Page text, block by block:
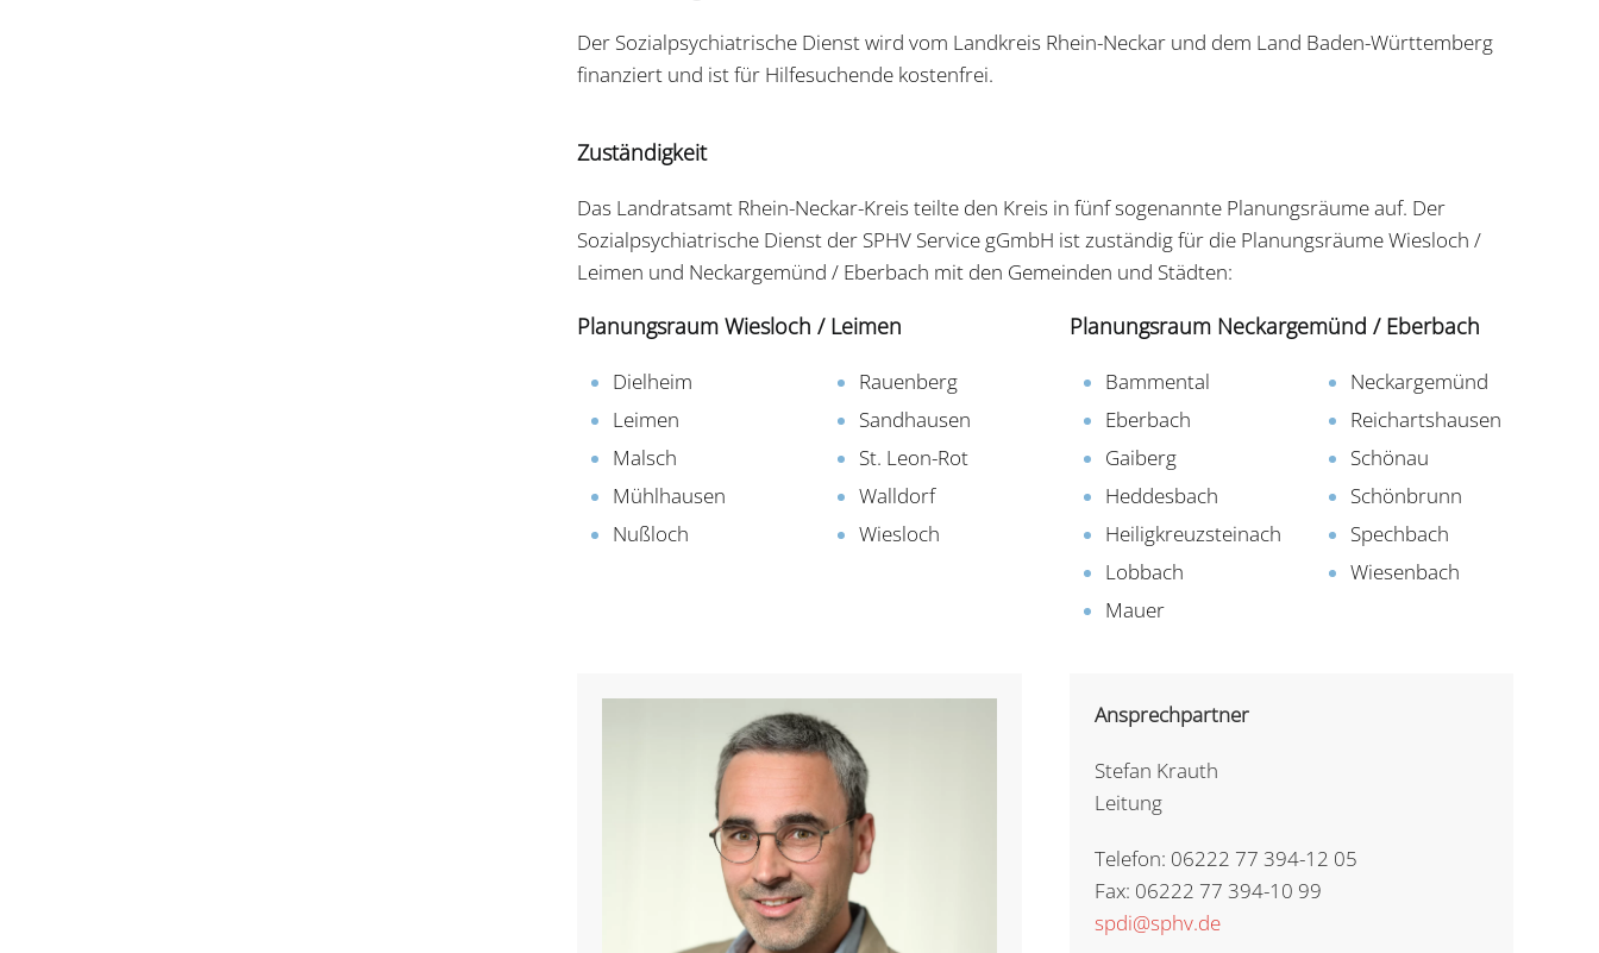
Der Sozialpsychiatrische Dienst wird vom Landkreis Rhein-Neckar und dem Land Baden-Württemberg
finanziert und ist für Hilfesuchende kostenfrei.
Zuständigkeit
Das Landratsamt Rhein-Neckar-Kreis teilte den Kreis in fünf sogenannte Planungsräume auf. Der
Sozialpsychiatrische Dienst der SPHV Service gGmbH ist zuständig für die Planungsräume Wiesloch /
Leimen und Neckargemünd / Eberbach mit den Gemeinden und Städten:
Planungsraum Wiesloch / Leimen Planungsraum Neckargemünd / Eberbach
Dielheim
Leimen
Malsch
Mühlhausen
Nußloch
Rauenberg
Sandhausen
St. Leon-Rot
Walldorf
Wiesloch
Bammental
Eberbach
Gaiberg
Heddesbach
Heiligkreuzsteinach
Lobbach
Mauer
Neckargemünd
Reichartshausen
Schönau
Schönbrunn
Spechbach
Wiesenbach
Ansprechpartner
Stefan Krauth
Leitung
Telefon: 06222 77 394-12 05
Fax: 06222 77 394-10 99
spdi@sphv.de